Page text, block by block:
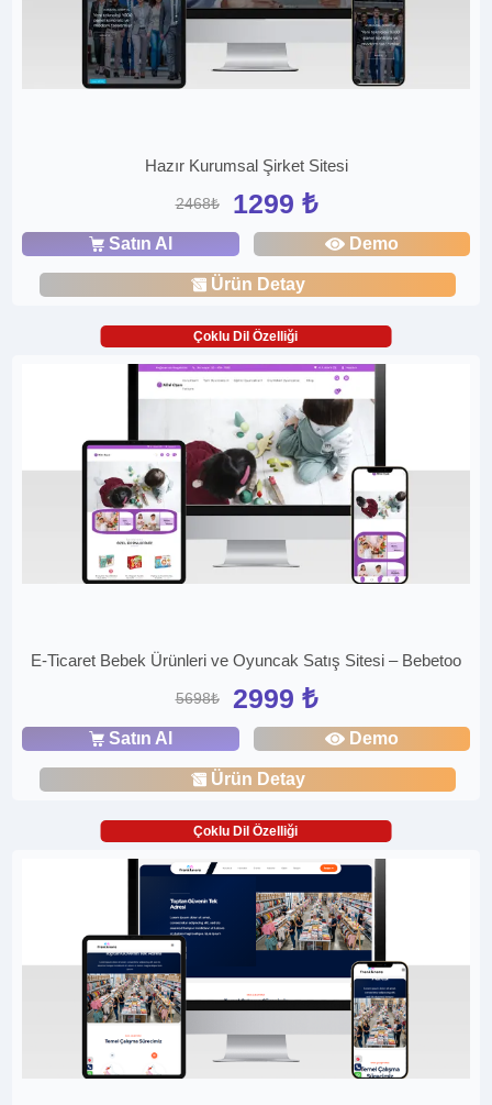
Hazır Kurumsal Şirket Sitesi
2468₺ 1299 ₺
Satın Al Demo
Ürün Detay
Çoklu Dil Özelliği
E-Ticaret Bebek Ürünleri ve Oyuncak Satış Sitesi – Bebetoo
5698₺ 2999 ₺
Satın Al Demo
Ürün Detay
Çoklu Dil Özelliği